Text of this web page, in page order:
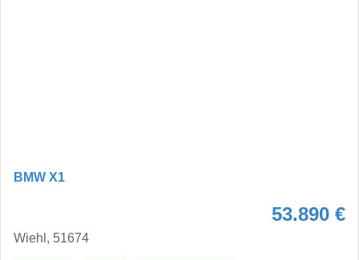
BMW X1
53.890 €
Wiehl, 51674